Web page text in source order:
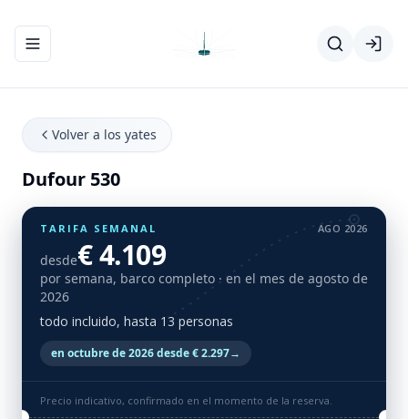
Abrir/cerrar el menú de navegación
Volver a los yates
Dufour 530
TARIFA SEMANAL AGO 2026
desde€ 4.109
por semana, barco completo · en el mes de agosto de
2026
todo incluido, hasta 13 personas
en octubre de 2026 desde € 2.297→
Precio indicativo, confirmado en el momento de la reserva.